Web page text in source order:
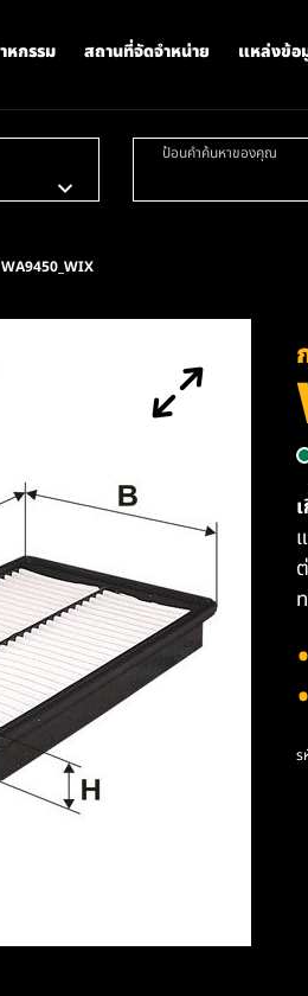
หกรรม สถานที่จัดจำหน่าย แหล่งข้อ
ป้อนคำค้นหาของคุณ
WA9450_WIX
ร